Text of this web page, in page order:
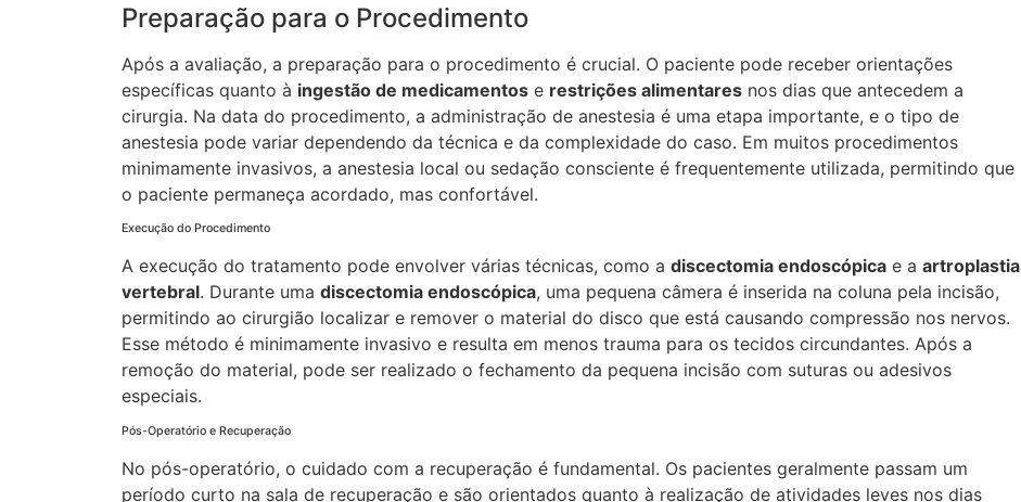
Preparação para o Procedimento
Após a avaliação, a preparação para o procedimento é crucial. O paciente pode receber orientações
específicas quanto à ingestão de medicamentos e restrições alimentares nos dias que antecedem a
cirurgia. Na data do procedimento, a administração de anestesia é uma etapa importante, e o tipo de
anestesia pode variar dependendo da técnica e da complexidade do caso. Em muitos procedimentos
minimamente invasivos, a anestesia local ou sedação consciente é frequentemente utilizada, permitindo que
o paciente permaneça acordado, mas confortável.
Execução do Procedimento
A execução do tratamento pode envolver várias técnicas, como a discectomia endoscópica e a artroplastia
vertebral. Durante uma discectomia endoscópica, uma pequena câmera é inserida na coluna pela incisão,
permitindo ao cirurgião localizar e remover o material do disco que está causando compressão nos nervos.
Esse método é minimamente invasivo e resulta em menos trauma para os tecidos circundantes. Após a
remoção do material, pode ser realizado o fechamento da pequena incisão com suturas ou adesivos
especiais.
Pós-Operatório e Recuperação
No pós-operatório, o cuidado com a recuperação é fundamental. Os pacientes geralmente passam um
período curto na sala de recuperação e são orientados quanto à realização de atividades leves nos dias